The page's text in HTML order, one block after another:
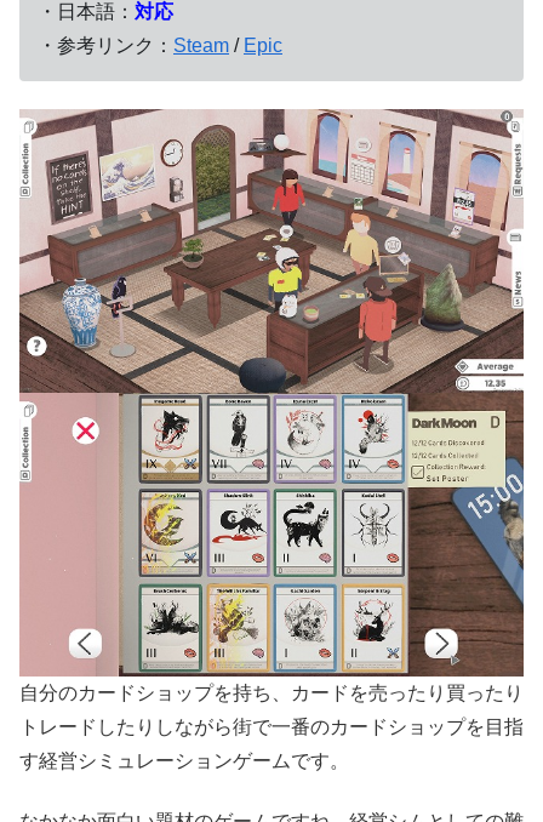
・日本語： 対応
・参考リンク： Steam / Epic
自分のカードショップを持ち、カードを売ったり買ったり
トレードしたりしながら街で一番のカードショップを目指
す経営シミュレーションゲームです。